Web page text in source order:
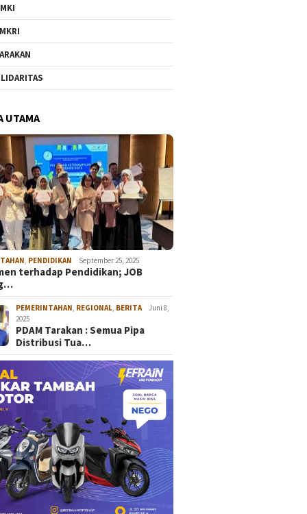
UTAMA
, PENDIDIKAN September 25, 2025
terhadap Pendidikan; JOB
PEMERINTAHAN, REGIONAL, BERITA
Juni 8,
2025
PDAM Tarakan : Semua Pipa
Distribusi Tua…